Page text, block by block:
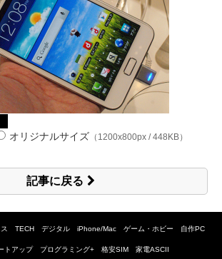
オリジナルサイズ （1200x800px / 448KB）
記事に戻る
TECH デジタル iPhone/Mac ゲーム・ホビー 自作PC
トアップ プログラミング+ 格安SIM 家電ASCII